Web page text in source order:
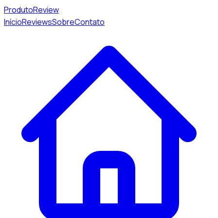
ProdutoReview
InícioReviewsSobreContato